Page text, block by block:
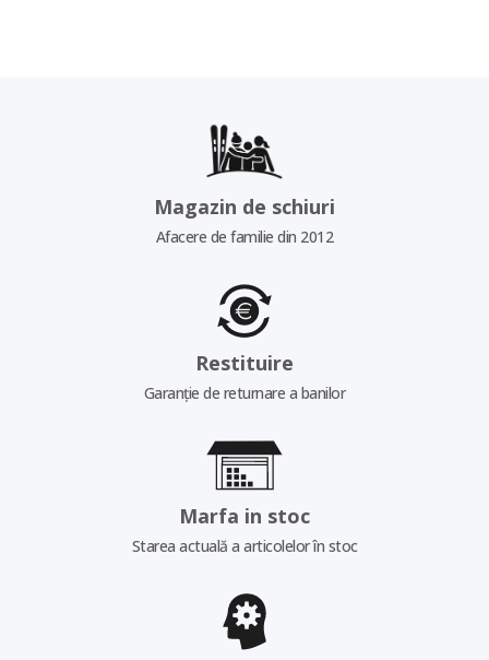
Magazin de schiuri
Afacere de familie din 2012
Restituire
Garanție de returnare a banilor
Marfa in stoc
Starea actuală a articolelor în stoc